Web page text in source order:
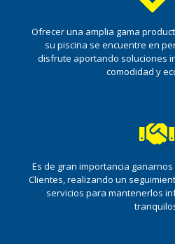
Ofrecer una amplia gama
su piscina se encuentre en
disfrute aportando soluciones
comodidad y
Es de gran importancia
Clientes, realizando un
servicios para mantenerlos